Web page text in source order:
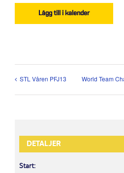
Lägg till i kalender
STL Våren PFJ13 World Team
DETALJER
Start: